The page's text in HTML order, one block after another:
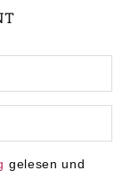
gelesen und